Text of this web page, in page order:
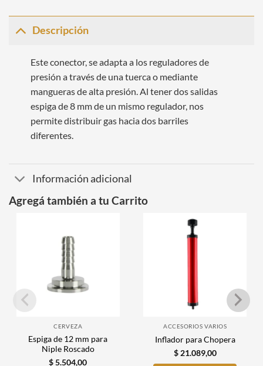
Descripción
Este conector, se adapta a los reguladores de
presión a través de una tuerca o mediante
mangueras de alta presión. Al tener dos salidas
espiga de 8 mm de un mismo regulador, nos
permite distribuir gas hacia dos barriles
diferentes.
Información adicional
Agregá también a tu Carrito
CERVEZA
Espiga de 12 mm para
Niple Roscado
$5.504,00
ACCESORIOS VARIOS
Inflador para Chopera
$21.089,00